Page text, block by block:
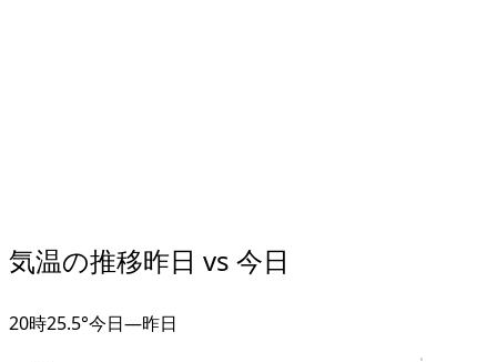
気温の推移昨日 vs 今日
20時25.5°今日—昨日